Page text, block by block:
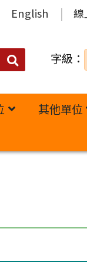
English 線
搜
字級：
其他單位